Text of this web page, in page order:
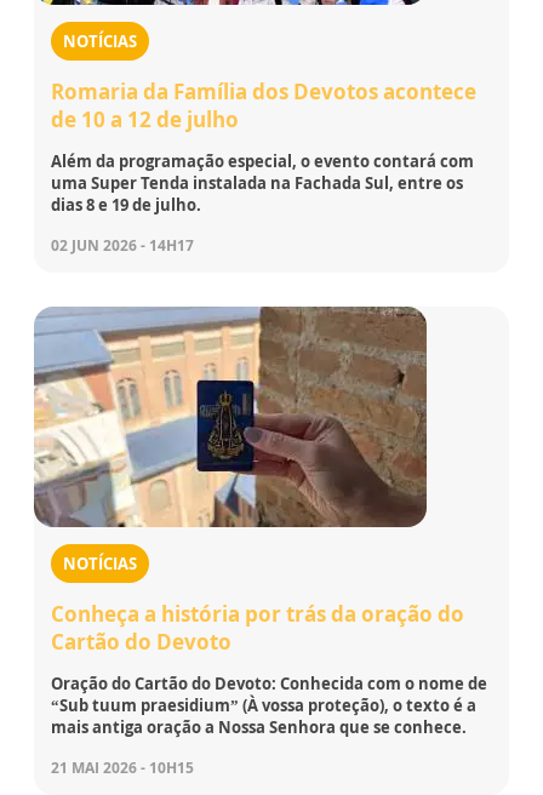
NOTÍCIAS
Romaria da Família dos Devotos acontece
de 10 a 12 de julho
Além da programação especial, o evento contará com
uma Super Tenda instalada na Fachada Sul, entre os
dias 8 e 19 de julho.
02 JUN 2026 - 14H17
NOTÍCIAS
Conheça a história por trás da oração do
Cartão do Devoto
Oração do Cartão do Devoto: Conhecida com o nome de
“Sub tuum praesidium” (À vossa proteção), o texto é a
mais antiga oração a Nossa Senhora que se conhece.
21 MAI 2026 - 10H15